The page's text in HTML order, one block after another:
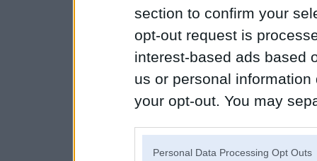
section to confirm your
opt-out request is
interest-based ads based
us or personal
your opt-out. You may
Personal Data Processing Opt Outs